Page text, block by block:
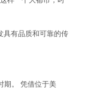
具有品质和可靠的传
期。 凭借位于美